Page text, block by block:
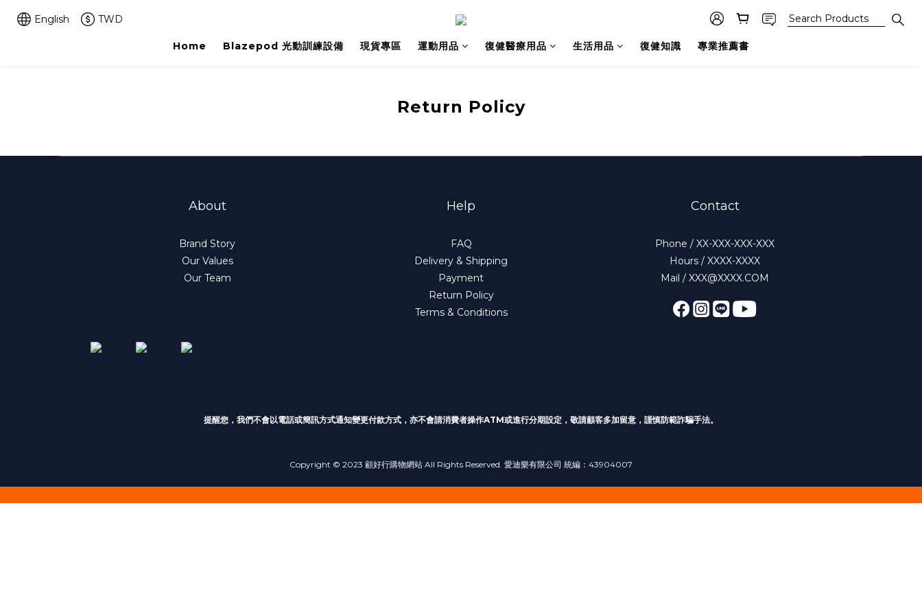
English TWD
Home Blazepod 光動訓練設備 現貨專區 運動用品 復健醫療用品 生活用品 復健知識 專業推薦書
Return Policy
About
Brand Story
Our Values
Our Team
Help
FAQ
Delivery & Shipping
Payment
Return Policy
Terms & Conditions
Contact
Phone / XX-XXX-XXX-XXX
Hours / XXXX-XXXX
Mail / XXX@XXXX.COM
提醒您，我們不會以電話或簡訊方式通知變更付款方式 ，亦不會請消費者操作ATM或進行分期設定，敬請顧客多加留意，謹慎防範詐騙手法。
Copyright © 2023 顧好行購物網站 All Rights Reserved. 愛迪樂有限公司 統編：43904007